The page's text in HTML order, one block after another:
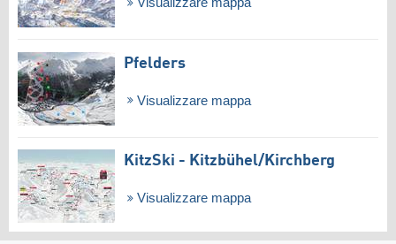
Pfelders
Visualizzare mappa
KitzSki - Kitzbühel/​Kirchberg
Visualizzare mappa